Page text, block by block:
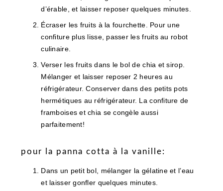
d’érable, et laisser reposer quelques minutes.
Écraser les fruits à la fourchette. Pour une
confiture plus lisse, passer les fruits au robot
culinaire.
Verser les fruits dans le bol de chia et sirop.
Mélanger et laisser reposer 2 heures au
réfrigérateur. Conserver dans des petits pots
hermétiques au réfrigérateur. La confiture de
framboises et chia se congèle aussi
parfaitement!
pour la panna cotta à la vanille:
Dans un petit bol, mélanger la gélatine et l’eau
et laisser gonfler quelques minutes.